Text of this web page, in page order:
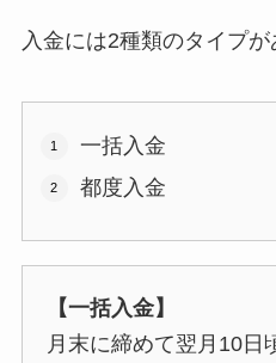
入金には2種類のタイプが
一括入金
都度入金
【一括入金】
月末に締めて翌月10日